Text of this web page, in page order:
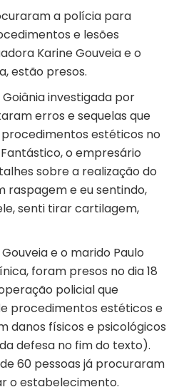
a polícia para
e lesões
Karine Gouveia e o
estão presos.
investigada por
erros e sequelas que
estéticos no
o empresário
sobre a realização do
raspagem e eu sentindo,
senti tirar cartilagem,
e o marido Paulo
foram presos no dia 18
policial que
procedimentos estéticos e
danos físicos e psicológicos
defesa no fim do texto).
60 pessoas já procuraram
o estabelecimento.